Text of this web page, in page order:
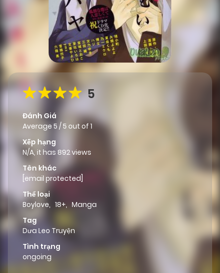
5
Đánh Giá
Average 5 /5 out of 1
Xếp hạng
N/A, it has 892 views
Tên khác
[email protected]
Thể loại
Boylove, 18+, Manga
Tag
Dưa Leo Truyện
Tình trạng
ongoing